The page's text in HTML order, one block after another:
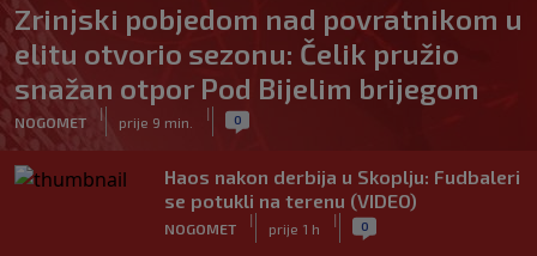
Zrinjski pobjedom nad povratnikom u
elitu otvorio sezonu: Čelik pružio
snažan otpor Pod Bijelim brijegom
NOGOMET
|
prije 9 min.
| 0
Haos nakon derbija u Skoplju: Fudbaleri
se potukli na terenu (VIDEO)
NOGOMET
|
prije 1 h
| 0